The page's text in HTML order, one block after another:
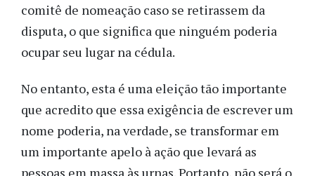
comitê de nomeação caso se retirassem da
disputa, o que significa que ninguém poderia
ocupar seu lugar na cédula.
No entanto, esta é uma eleição tão importante
que acredito que essa exigência de escrever um
nome poderia, na verdade, se transformar em
um importante apelo à ação que levará as
pessoas em massa às urnas. Portanto, não será o